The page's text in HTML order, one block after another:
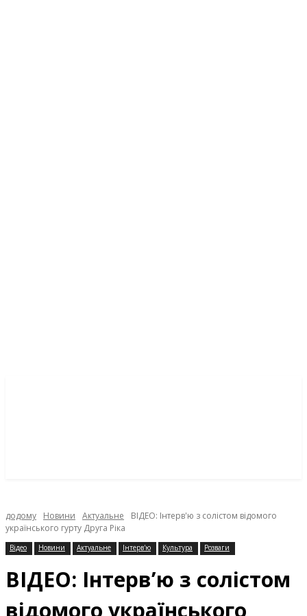
додому Новини Актуальне
ВІДЕО: Інтерв'ю з солістом відомого
українського гурту Друга Ріка
Відео Новини Актуальне Інтерв'ю Культура Розваги
ВІДЕО: Інтерв’ю з солістом
відомого українського